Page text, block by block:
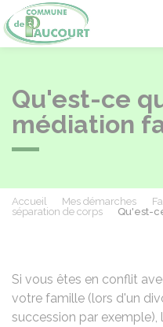
Qu'est-ce
médiation
Accueil Mes démarches
séparation de corps
Qu'est-
Si vous êtes en conflit
votre famille (lors d'un
succession par